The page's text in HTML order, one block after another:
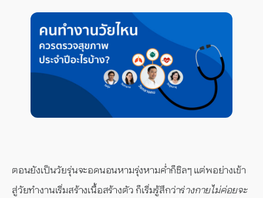
ตอนยังเป็นวัยรุ่นจะอดนอนหามรุ่งหามค่ำก็ชิลๆ แต่พอย่างเข้า
สู่วัยทำงานเริ่มสร้างเนื้อสร้างตัว ก็เริ่มรู้สึกว่าร่างกายไม่ค่อยจะ